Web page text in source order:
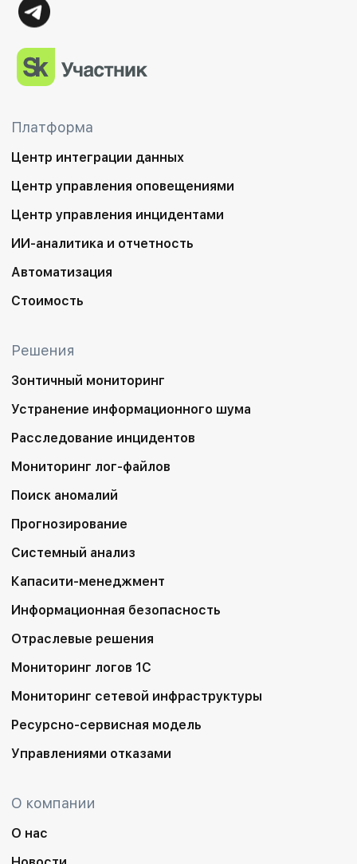
Платформа
Центр интеграции данных
Центр управления оповещениями
Центр управления инцидентами
ИИ-аналитика и отчетность
Автоматизация
Стоимость
Решения
Зонтичный мониторинг
Устранение информационного шума
Расследование инцидентов
Мониторинг лог-файлов
Поиск аномалий
Прогнозирование
Системный анализ
Капасити-менеджмент
Информационная безопасность
Отраслевые решения
Мониторинг логов 1С
Мониторинг сетевой инфраструктуры
Ресурсно-сервисная модель
Управлениями отказами
О компании
О нас